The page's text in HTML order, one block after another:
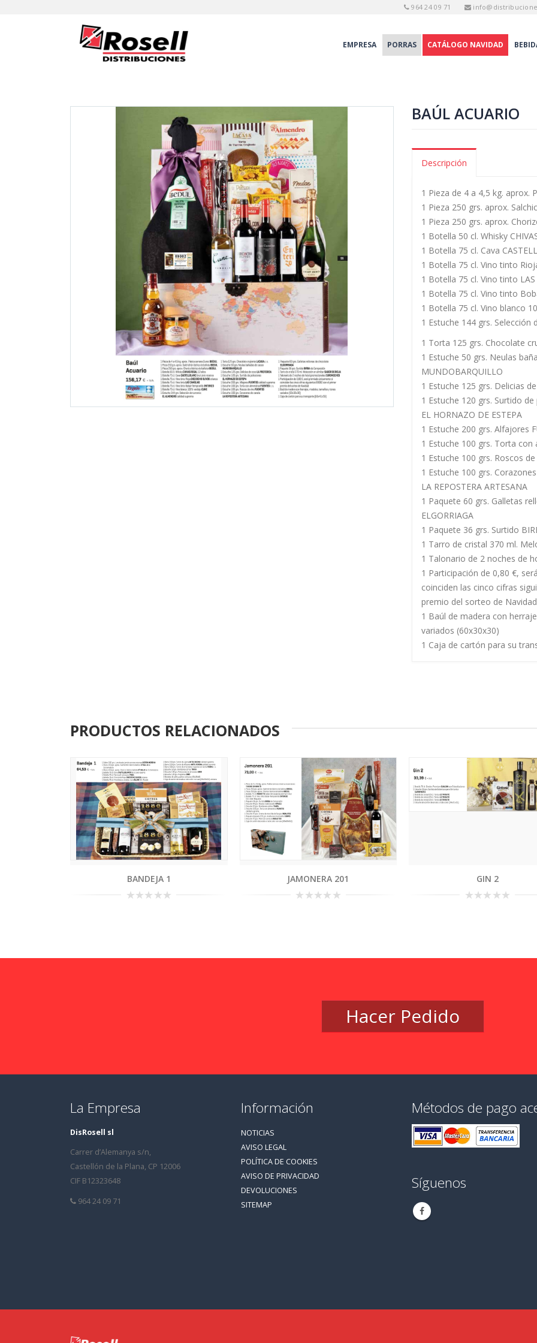
964 24 09 71
EMPRESA PORRAS CATÁLOGO NAVIDAD
BAÚL ACUARIO
Descripción
1 Pieza de 4 a 4,5 kg. aprox.
1 Pieza 250 grs. aprox.
1 Pieza 250 grs. aprox.
1 Botella 50 cl. Whisky
1 Botella 75 cl. Cava
1 Botella 75 cl. Vino tinto
1 Botella 75 cl. Vino tinto LAS
1 Botella 75 cl. Vino tinto
1 Botella 75 cl. Vino blanco
1 Estuche 144 grs. Selección
1 Torta 125 grs. Chocolate
1 Estuche 50 grs. Neulas
MUNDOBARQUILLO
1 Estuche 125 grs. Delicias
1 Estuche 120 grs. Surtido
EL HORNAZO DE ESTEPA
1 Estuche 200 grs. Alfajores
1 Estuche 100 grs. Torta con
1 Estuche 100 grs. Roscos de
1 Estuche 100 grs.
LA REPOSTERA ARTESANA
1 Paquete 60 grs. Galletas
ELGORRIAGA
1 Paquete 36 grs. Surtido
1 Tarro de cristal 370 ml.
1 Talonario de 2 noches de
1 Participación de 0,80 €,
coinciden las cinco cifras
premio del sorteo de Navidad
1 Baúl de madera con
variados (60x30x30)
1 Caja de cartón para su
PRODUCTOS RELACIONADOS
BANDEJA 1 JAMONERA 201 GIN 2
Hacer Pedido
La Empresa
DisRosell sl
Carrer d’Alemanya s/n,
Castellón de la Plana, CP 12006
CIF B12323648
964 24 09 71
Información
NOTICIAS
AVISO LEGAL
POLÍTICA DE COOKIES
AVISO DE PRIVACIDAD
DEVOLUCIONES
SITEMAP
Métodos de pago
Síguenos